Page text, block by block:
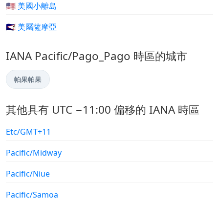
🇺🇲 美國小離島
🇦🇸 美屬薩摩亞
IANA Pacific/Pago_Pago 時區的城市
帕果帕果
其他具有 UTC −11:00 偏移的 IANA 時區
Etc/GMT+11
Pacific/Midway
Pacific/Niue
Pacific/Samoa